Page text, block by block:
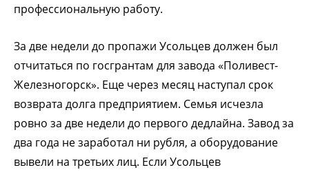
профессиональную работу.
За две недели до пропажи Усольцев должен был
отчитаться по госгрантам для завода «Поливест-
Железногорск». Еще через месяц наступал срок
возврата долга предприятием. Семья исчезла
ровно за две недели до первого дедлайна. Завод за
два года не заработал ни рубля, а оборудование
вывели на третьих лиц. Если Усольцев